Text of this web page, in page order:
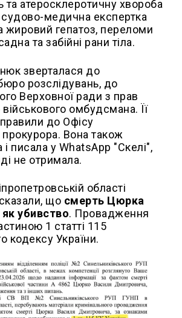
та атеросклеротичну хвороба
медична експертка
жировий гепатоз, переломи
та забійні рани тіла.
зверталася до
розслідувань, до
Верховної ради з прав
омбудсмана. Її
до Офісу
прокурора. Вона також
писала у WhatsApp "Скелі",
не отримала.
області
що смерть Цюрка
убивство. Провадження
1 статті 115
кодексу України.